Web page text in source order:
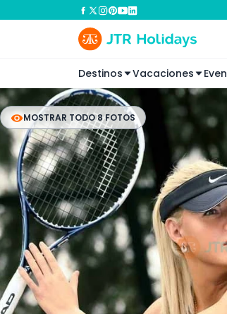
Destinos Vacaciones
MOSTRAR TODO 8 FOTOS